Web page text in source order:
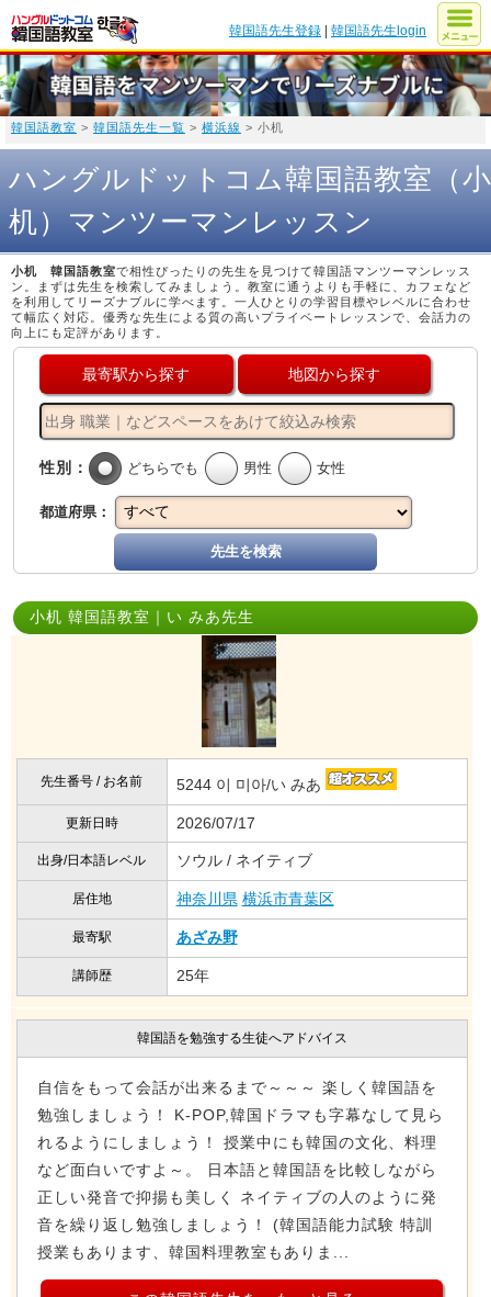
韓国語先生登録 |韓国語先生login
韓国語教室 > 韓国語先生一覧 > 横浜線 > 小机
ハングルドットコム韓国語教室（小
机）マンツーマンレッスン
小机 韓国語教室で相性ぴったりの先生を見つけて韓国語マンツーマンレッス
ン。まずは先生を検索してみましょう。教室に通うよりも手軽に、カフェなど
を利用してリーズナブルに学べます。一人ひとりの学習目標やレベルに合わせ
て幅広く対応。優秀な先生による質の高いプライベートレッスンで、会話力の
向上にも定評があります。
最寄駅から探す 地図から探す
性別： どちらでも 男性 女性
都道府県：
先生を検索
小机 韓国語教室｜い みあ先生
先生番号 / お名前 5244 이 미아/い みあ
更新日時 2026/07/17
出身/日本語レベル ソウル / ネイティブ
居住地 神奈川県 横浜市青葉区
最寄駅 あざみ野
講師歴 25年
韓国語を勉強する生徒へアドバイス
自信をもって会話が出来るまで～～～ 楽しく韓国語を
勉強しましょう！ K-POP,韓国ドラマも字幕なして見ら
れるようにしましょう！ 授業中にも韓国の文化、料理
など面白いですよ～。 日本語と韓国語を比較しながら
正しい発音で抑揚も美しく ネイティブの人のように発
音を繰り返し勉強しましょう！ (韓国語能力試験 特訓
授業もあります、韓国料理教室もありま...